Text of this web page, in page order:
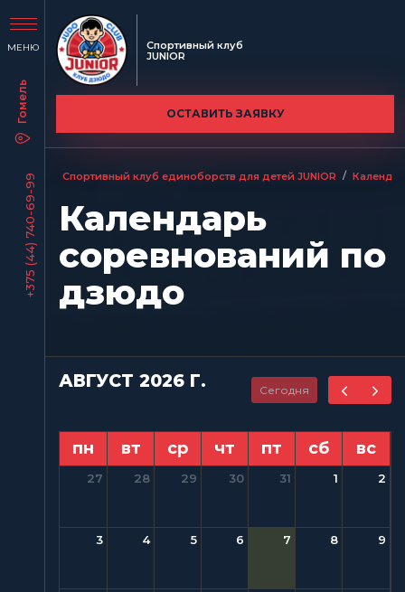
МЕНЮ
+375 (44) 740-69-99
Спортивный клуб
JUNIOR
ОСТАВИТЬ ЗАЯВКУ
Спортивный клуб единоборств для детей JUNIOR /
Календарь
соревнований по
дзюдо
АВГУСТ 2026 Г. Сегодня
пн вт ср чт пт сб вс
27 28 29 30 31 1 2
3 4 5 6 7 8 9